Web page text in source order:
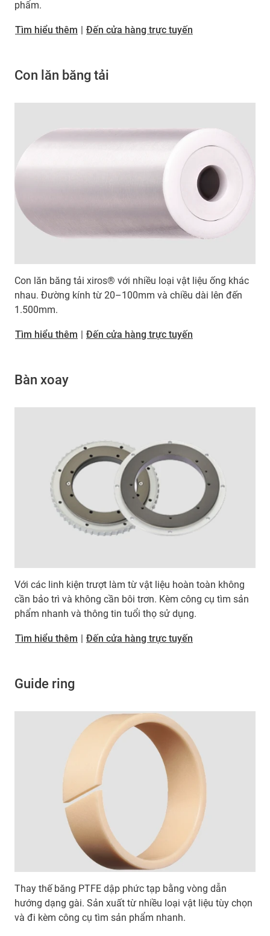
phẩm.
Tìm hiểu thêm Đến cửa hàng trực tuyến
Con lăn băng tải
Con lăn băng tải xiros® với nhiều loại vật liệu ống khác
nhau. Đường kính từ 20–100mm và chiều dài lên đến
1.500mm.
Tìm hiểu thêm | Đến cửa hàng trực tuyến
Bàn xoay
Với các linh kiện trượt làm từ vật liệu hoàn toàn không
cần bảo trì và không cần bôi trơn. Kèm công cụ tìm sản
phẩm nhanh và thông tin tuổi thọ sử dụng.
​​​​​​​Tìm hiểu thêm | Đến cửa hàng trực tuyến
Guide ring
Thay thế băng PTFE dập phức tạp bằng vòng dẫn
hướng dạng gài. Sản xuất từ nhiều loại vật liệu tùy chọn
và đi kèm công cụ tìm sản phẩm nhanh.